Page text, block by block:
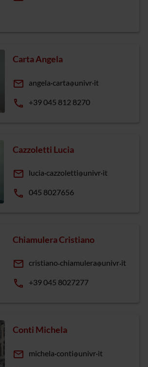
Carta Angela
email angela carta univr it
phone +39 045 812 8270
Cazzoletti Lucia
email lucia cazzoletti univr it
phone 045 8027656
Chiamulera Cristiano
email cristiano chiamulera univr it
phone +39 045 8027277
Conti Michela
email michela conti univr it